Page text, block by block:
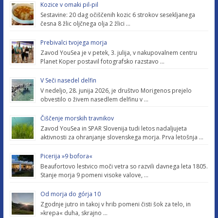
Kozice v omaki pil-pil
Sestavine: 20 dag očiščenih kozic 6 strokov sesekljanega
česna 8 žlic oljčnega olja 2 žlici …
Prebivalci tvojega morja
Zavod YouSea je v petek, 3. julija, v nakupovalnem centru
Planet Koper postavil fotografsko razstavo …
V Seči nasedel delfin
V nedeljo, 28. junija 2026, je društvo Morigenos prejelo
obvestilo o živem nasedlem delfinu v …
Čiščenje morskih travnikov
Zavod YouSea in SPAR Slovenija tudi letos nadaljujeta
aktivnosti za ohranjanje slovenskega morja. Prva letošnja …
Picerija »9 bofora«
Beaufortovo lestvico moči vetra so razvili davnega leta 1805.
Stanje morja 9 pomeni visoke valove, …
Od morja do górja 10
Zgodnje jutro in takoj v hrib pomeni čisti šok za telo, in
»krepa« duha, skrajno …